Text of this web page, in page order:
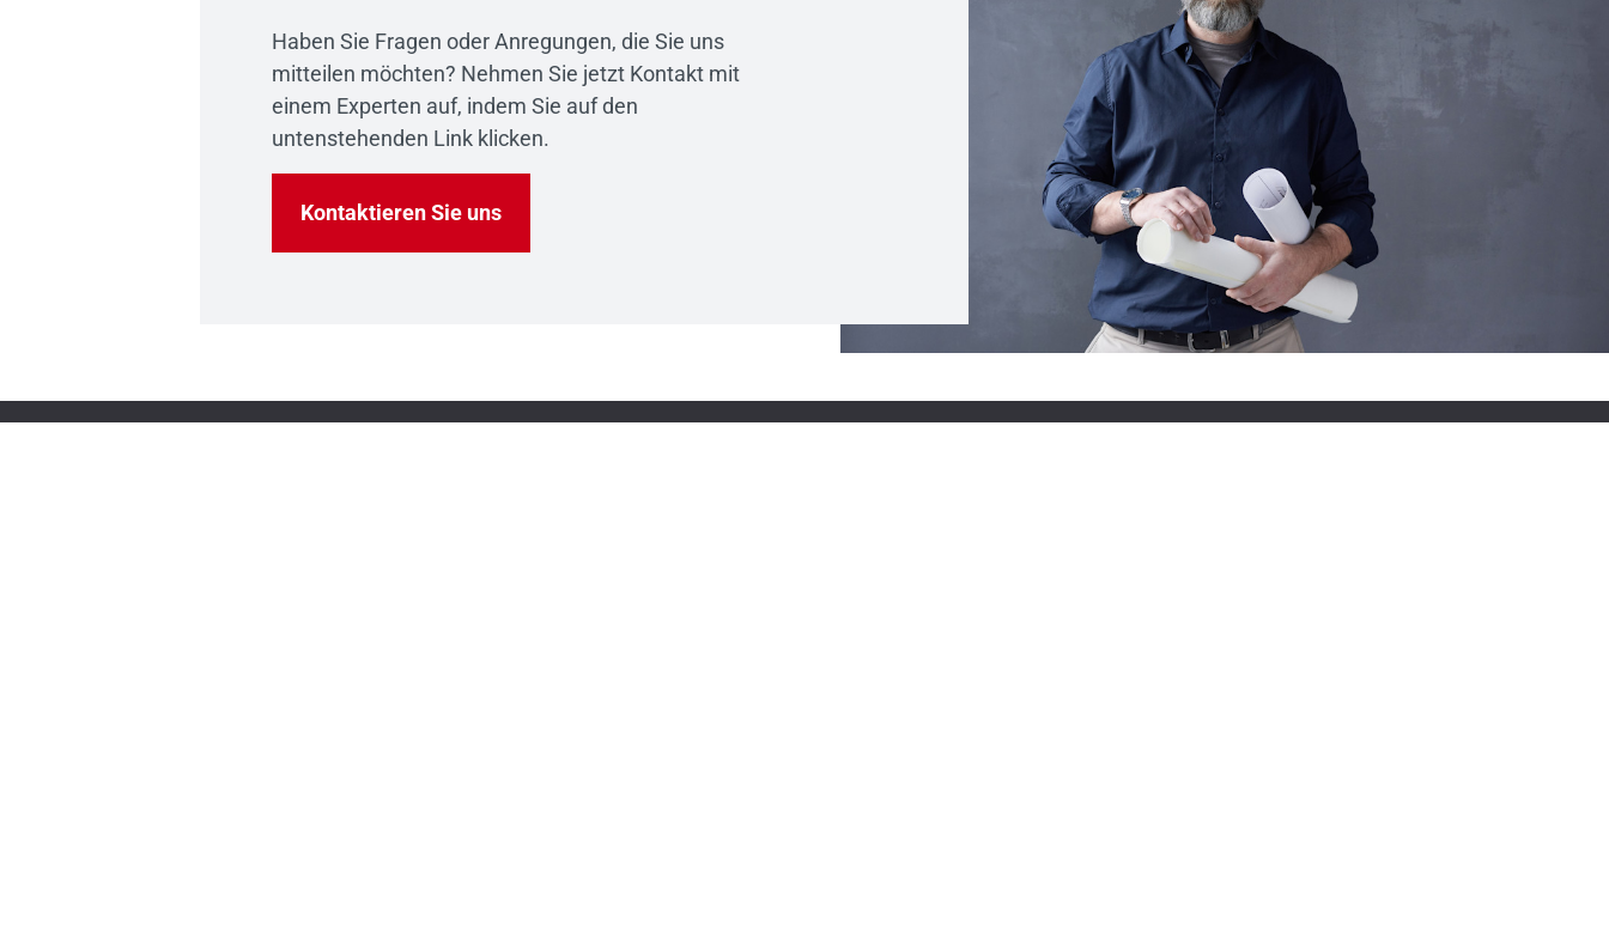
Haben Sie Fragen oder Anregungen, die Sie uns
mitteilen möchten? Nehmen Sie jetzt Kontakt mit
einem Experten auf, indem Sie auf den
untenstehenden Link klicken.
Kontaktieren Sie uns